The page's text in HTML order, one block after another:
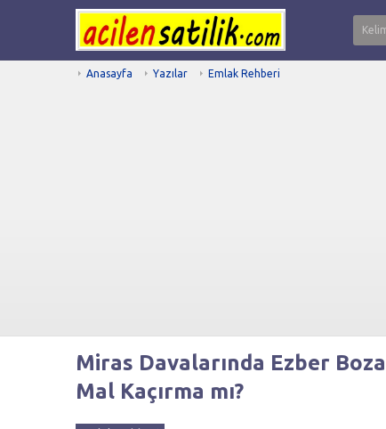
Anasayfa Yazılar Emlak Rehberi
Miras Davalarında Ezber
Mal Kaçırma mı?